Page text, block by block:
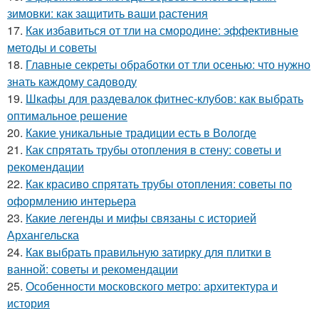
зимовки: как защитить ваши растения
17. Как избавиться от тли на смородине: эффективные
методы и советы
18. Главные секреты обработки от тли осенью: что нужно
знать каждому садоводу
19. Шкафы для раздевалок фитнес-клубов: как выбрать
оптимальное решение
20. Какие уникальные традиции есть в Вологде
21. Как спрятать трубы отопления в стену: советы и
рекомендации
22. Как красиво спрятать трубы отопления: советы по
оформлению интерьера
23. Какие легенды и мифы связаны с историей
Архангельска
24. Как выбрать правильную затирку для плитки в
ванной: советы и рекомендации
25. Особенности московского метро: архитектура и
история